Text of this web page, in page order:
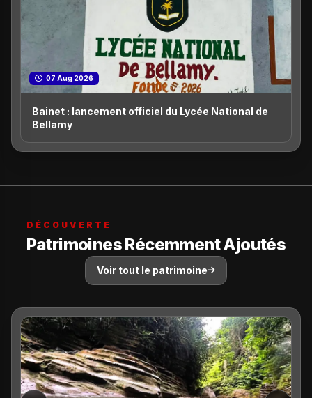
07 Aug 2026
Bainet : lancement officiel du Lycée National de
Bellamy
DÉCOUVERTE
Patrimoines Récemment Ajoutés
Voir tout le patrimoine